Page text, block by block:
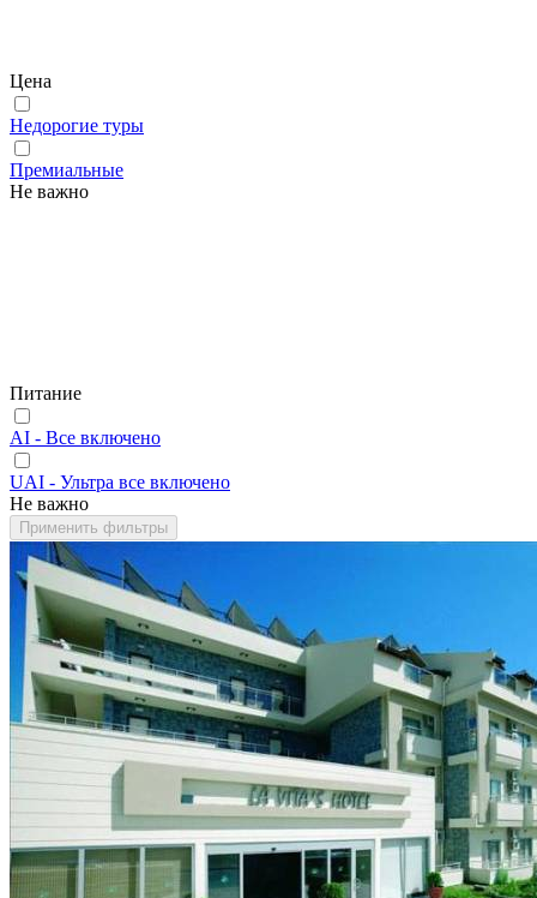
Цена
Недорогие туры
Премиальные
Не важно
Питание
AI - Все включено
UAI - Ультра все включено
Не важно
Применить фильтры